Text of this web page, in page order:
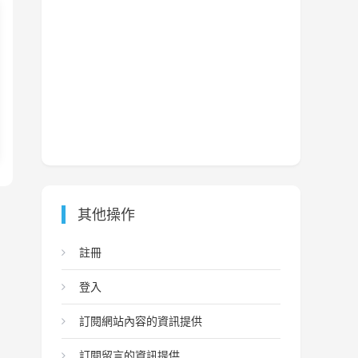
其他操作
註冊
登入
訂閱網站內容的資訊提供